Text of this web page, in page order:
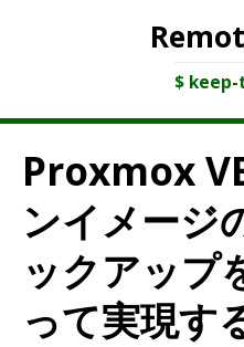
$
Proxmox
ンイメージ
ックアップ
って実現す